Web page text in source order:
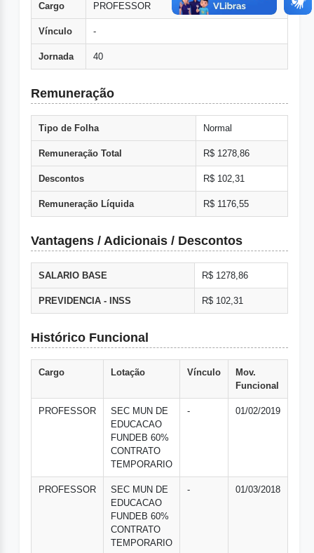
Cargo PROFESSOR
Vínculo -
Jornada 40
Remuneração
Tipo de Folha Normal
Remuneração Total R$ 1278,86
Descontos R$ 102,31
Remuneração Líquida R$ 1176,55
Vantagens / Adicionais / Descontos
SALARIO BASE R$ 1278,86
PREVIDENCIA - INSS R$ 102,31
Histórico Funcional
Cargo Lotação Vínculo
Mov.
Funcional
PROFESSOR
SEC MUN DE
EDUCACAO
FUNDEB 60%
CONTRATO
TEMPORARIO
- 01/02/2019
PROFESSOR
SEC MUN DE
EDUCACAO
FUNDEB 60%
CONTRATO
TEMPORARIO
- 01/03/2018